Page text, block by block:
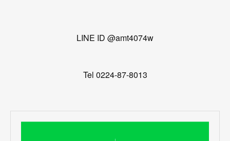
LINE ID @amt4074w
Tel 0224-87-8013